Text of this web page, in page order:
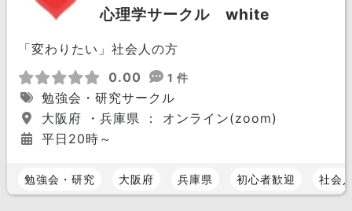
心理学サークル white
「変わりたい」社会人の方
0.00
1 件
勉強会・研究サークル
大阪府 ・兵庫県 ： オンライン(zoom)
平日20時～
勉強会・研究 大阪府 兵庫県 初心者歓迎 社会